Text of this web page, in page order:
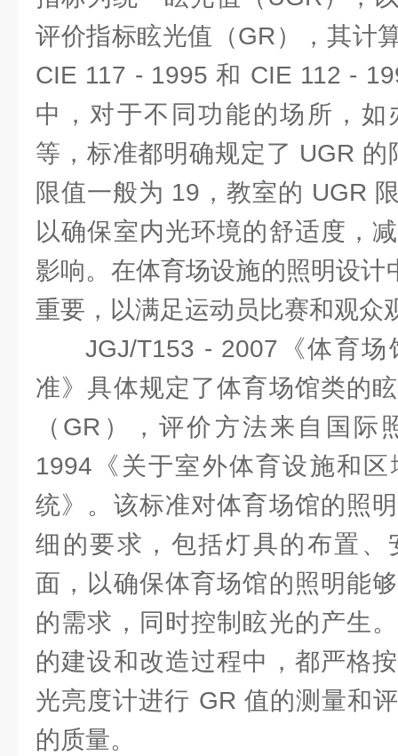
评价指标眩光值（GR），其计
CIE 117 - 1995 和 CIE 112 -
中，对于不同功能的场所，
等，标准都明确规定了 UGR
限值一般为 19，教室的 UGR
以确保室内光环境的舒适度，
影响。在体育场设施的照明设计
重要，以满足运动员比赛和观众
JGJ/T153 - 2007《体育
准》具体规定了体育场馆类的
（GR），评价方法来自国际
1994《关于室外体育设施和
统》。该标准对体育场馆的照
细的要求，包括灯具的布置、
面，以确保体育场馆的照明能
的需求，同时控制眩光的产生
的建设和改造过程中，都严格
光亮度计进行 GR 值的测量和
的质量。